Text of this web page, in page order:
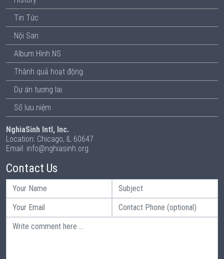
Tin Tức
Nội San
Album Hình NS
Thành quả hoạt động
Dự án tương lai
Sổ lưu niệm
NghiaSinh Intl, Inc.
Location: Chicago, IL 60647
Email: info@nghiasinh.org
Contact Us